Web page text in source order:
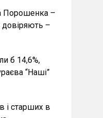
Порошенка –
–
б 14,6%,
“Наші”
і старших в